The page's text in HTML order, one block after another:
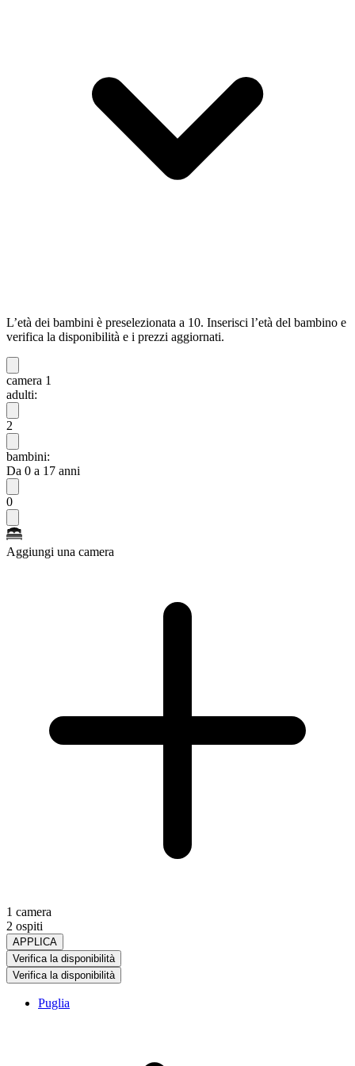
L’età dei bambini è preselezionata a 10. Inserisci l’età del bambino e
verifica la disponibilità e i prezzi aggiornati.
camera 1
adulti:
2
bambini:
Da 0 a 17 anni
0
Aggiungi una camera
1 camera
2 ospiti
APPLICA
Verifica la disponibilità
Verifica la disponibilità
Puglia